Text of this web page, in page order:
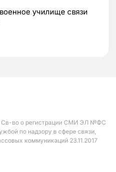
училище связи
Св-во о регистрации СМИ ЭЛ №ФС
по надзору в сфере связи,
коммуникаций 23.11.2017